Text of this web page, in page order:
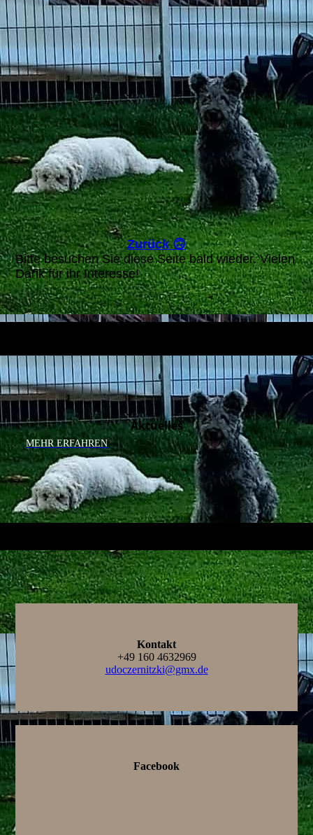
IMG-20230728-WA0005
Zurück 🙃
Bitte besuchen Sie diese Seite bald wieder. Vielen
Dank für ihr Interesse!
Aktuelles
MEHR ERFAHREN
Kontakt
+49 160 4632969
udoczernitzki@gmx.de
Facebook